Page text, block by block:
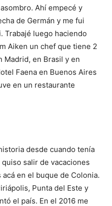
Ahí empecé y
de Germán y me fui
Trabajé luego haciendo
Aiken un chef que tiene 2
Madrid, en Brasil y en
Faena en Buenos Aires
en un restaurante
desde cuando tenía
salir de vacaciones
en el buque de Colonia.
Punta del Este y
el país. En el 2016 me